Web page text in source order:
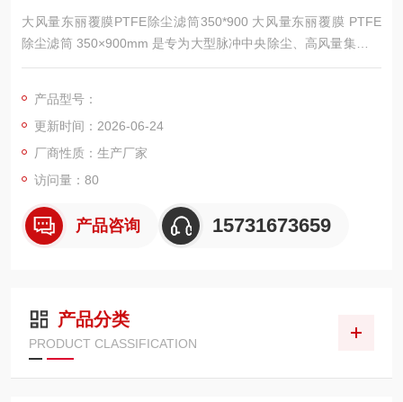
大风量东丽覆膜PTFE除尘滤筒350*900 大风量东丽覆膜 PTFE
除尘滤筒 350×900mm 是专为大型脉冲中央除尘、高风量集尘设
备定制的折叠式过滤元件，外径 350mm、筒高 900mm，基材采
搭配加宽褶距大风量折叠工艺，单支有效过滤面积可达 16–22
㎡，单筒标准处理风量最高 3200m³/h。
产品型号：
更新时间：2026-06-24
厂商性质：生产厂家
访问量：80
产品咨询 15731673659
产品分类
PRODUCT CLASSIFICATION